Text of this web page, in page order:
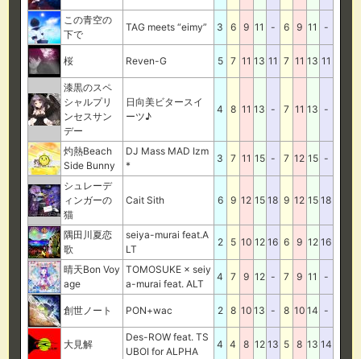
この青空の
下で
TAG meets “eimy” 3 6 9 11 - 6 9 11 -
桜 Reven-G 5 7 11 13 11 7 11 13 11
漆黒のスペ
シャルプリ
ンセスサン
デー
日向美ビタースイ
ーツ♪
4 8 11 13 - 7 11 13 -
灼熱Beach
Side Bunny
DJ Mass MAD Izm
*
3 7 11 15 - 7 12 15 -
シュレーデ
ィンガーの
猫
Cait Sith 6 9 12 15 18 9 12 15 18
隅田川夏恋
歌
seiya-murai feat.A
LT
2 5 10 12 16 6 9 12 16
晴天Bon Voy
age
TOMOSUKE × seiy
a-murai feat. ALT
4 7 9 12 - 7 9 11 -
創世ノート PON+wac 2 8 10 13 - 8 10 14 -
大見解
Des-ROW feat. TS
UBOI for ALPHA
4 4 8 12 13 5 8 13 14